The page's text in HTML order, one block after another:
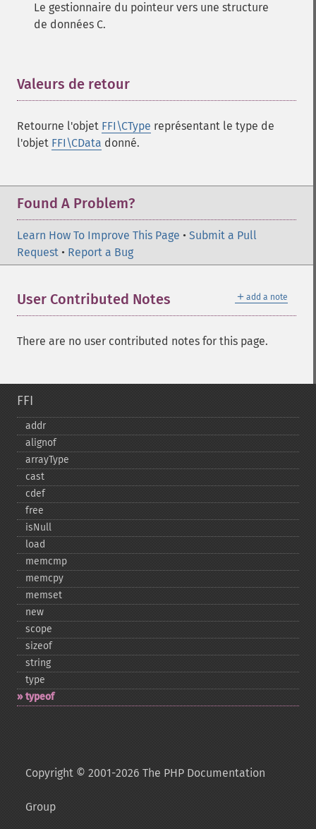
Le gestionnaire du pointeur vers une structure
de données C.
Valeurs de retour
Retourne l'objet FFI\CType représentant le type de
l'objet FFI\CData donné.
Found A Problem?
Learn How To Improve This Page • Submit a Pull
Request • Report a Bug
＋ add a note
User Contributed Notes
There are no user contributed notes for this page.
FFI
addr
alignof
arrayType
cast
cdef
free
isNull
load
memcmp
memcpy
memset
new
scope
sizeof
string
type
typeof
Copyright © 2001-2026 The PHP Documentation
Group